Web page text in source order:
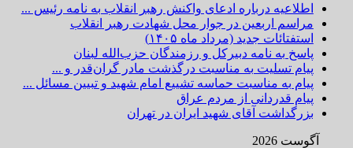
اطلاعیه درباره ادعای واکنش رهبر انقلاب به نامه رئیس ...
مراسم اربعین در جوار محل شهادت رهبر انقلاب
استفتائات جدید (مرداد ماه ۱۴۰۵)
پاسخ به نامه دبیرکل و رزمندگان حزب‌الله لبنان
پیام تسلیت به مناسبت درگذشت مادر گران‌قدر و ...
پیام به مناسبت حماسه تشییع امام شهید و تبیین مسائل ...
پیام قدردانی از مردم عراق
بزرگداشت آقای شهید ایران در تهران
آگوست 2026